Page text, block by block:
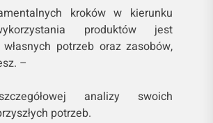
kroków w kierunku
produktów jest
potrzeb oraz zasobów,
–
analizy swoich
potrzeb.